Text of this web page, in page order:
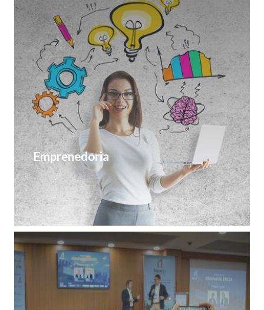
Emprenedoria